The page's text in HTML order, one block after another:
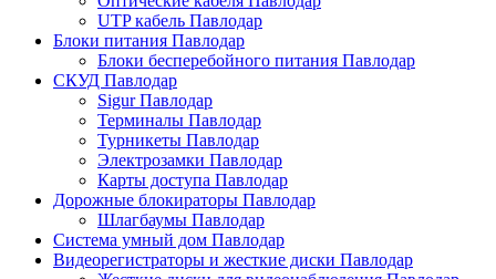
UTP кабель Павлодар
Блоки питания Павлодар
Блоки бесперебойного питания Павлодар
СКУД Павлодар
Sigur Павлодар
Терминалы Павлодар
Турникеты Павлодар
Электрозамки Павлодар
Карты доступа Павлодар
Дорожные блокираторы Павлодар
Шлагбаумы Павлодар
Система умный дом Павлодар
Видеорегистраторы и жесткие диски Павлодар